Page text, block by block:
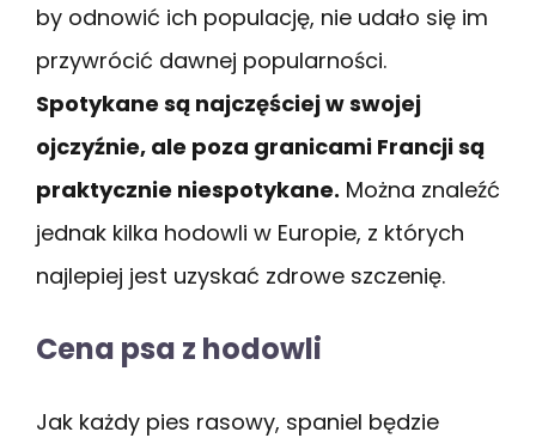
by odnowić ich populację, nie udało się im
przywrócić dawnej popularności.
Spotykane są najczęściej w swojej
ojczyźnie, ale poza granicami Francji są
praktycznie niespotykane. Można znaleźć
jednak kilka hodowli w Europie, z których
najlepiej jest uzyskać zdrowe szczenię.
Cena psa z hodowli
Jak każdy pies rasowy, spaniel będzie